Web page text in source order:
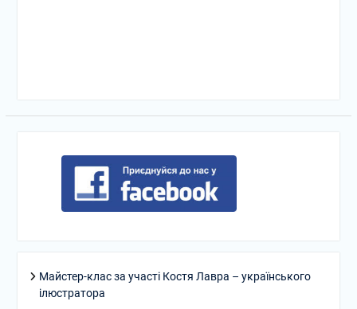
Майстер-клас за участі Костя Лавра – українського
ілюстратора